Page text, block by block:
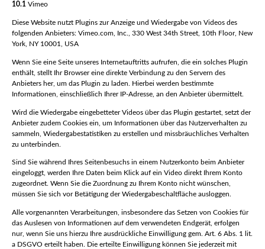
10.1 Vimeo
Diese Website nutzt Plugins zur Anzeige und Wiedergabe von Videos des
folgenden Anbieters: Vimeo.com, Inc., 330 West 34th Street, 10th Floor, New
York, NY 10001, USA
Wenn Sie eine Seite unseres Internetauftritts aufrufen, die ein solches Plugin
enthält, stellt Ihr Browser eine direkte Verbindung zu den Servern des
Anbieters her, um das Plugin zu laden. Hierbei werden bestimmte
Informationen, einschließlich Ihrer IP-Adresse, an den Anbieter übermittelt.
Wird die Wiedergabe eingebetteter Videos über das Plugin gestartet, setzt der
Anbieter zudem Cookies ein, um Informationen über das Nutzerverhalten zu
sammeln, Wiedergabestatistiken zu erstellen und missbräuchliches Verhalten
zu unterbinden.
Sind Sie während Ihres Seitenbesuchs in einem Nutzerkonto beim Anbieter
eingeloggt, werden Ihre Daten beim Klick auf ein Video direkt Ihrem Konto
zugeordnet. Wenn Sie die Zuordnung zu Ihrem Konto nicht wünschen,
müssen Sie sich vor Betätigung der Wiedergabeschaltfläche ausloggen.
Alle vorgenannten Verarbeitungen, insbesondere das Setzen von Cookies für
das Auslesen von Informationen auf dem verwendeten Endgerät, erfolgen
nur, wenn Sie uns hierzu Ihre ausdrückliche Einwilligung gem. Art. 6 Abs. 1 lit.
a DSGVO erteilt haben. Die erteilte Einwilligung können Sie jederzeit mit